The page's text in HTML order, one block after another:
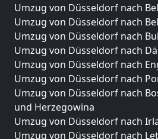
Umzug von Düsseldorf nach
Umzug von Düsseldorf nach
Umzug von Düsseldorf nach
Umzug von Düsseldorf nach
Umzug von Düsseldorf nach
Umzug von Düsseldorf nach
Umzug von Düsseldorf nach
und Herzegowina
Umzug von Düsseldorf nach
Umzug von Düsseldorf nach